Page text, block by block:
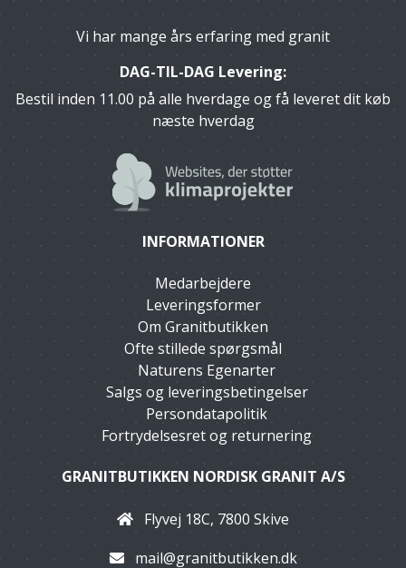
Vi har mange års erfaring med granit
DAG-TIL-DAG Levering:
Bestil inden 11.00 på alle hverdage og få leveret dit køb
næste hverdag
INFORMATIONER
Medarbejdere
Leveringsformer
Om Granitbutikken
Ofte stillede spørgsmål
Naturens Egenarter
Salgs og leveringsbetingelser
Persondatapolitik
Fortrydelsesret og returnering
GRANITBUTIKKEN NORDISK GRANIT A/S
Flyvej 18C, 7800 Skive
mail@granitbutikken.dk